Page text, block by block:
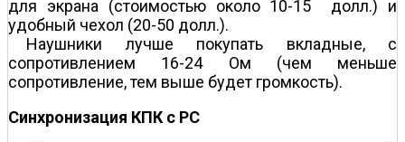
для экрана (стоимостью около 10-15 долл.) и
удобный чехол (20-50 долл.).
Наушники лучше покупать вкладные, с
сопротивлением 16-24 Ом (чем меньше
сопротивление, тем выше будет громкость).
Синхронизация КПК с PC